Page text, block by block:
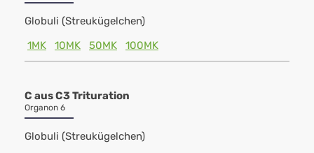
Globuli (Streukügelchen)
1MK
10MK 50MK 100MK
C aus C3 Trituration
Organon 6
Globuli (Streukügelchen)